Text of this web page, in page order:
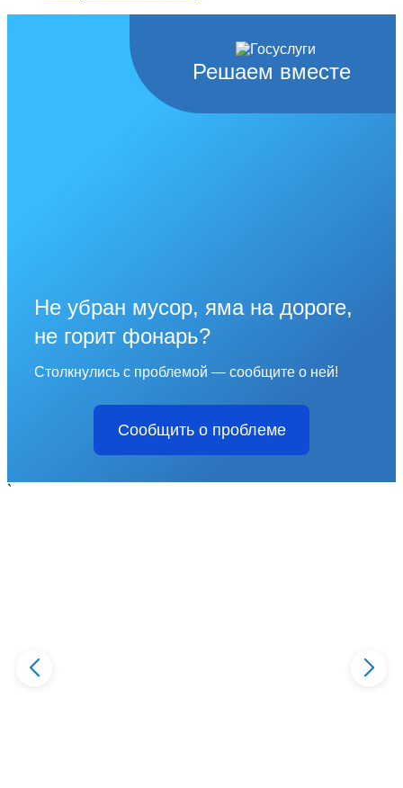
Решаем вместе
Не убран мусор, яма на дороге,
не горит фонарь?
Столкнулись с проблемой — сообщите о ней!
Сообщить о проблеме
`